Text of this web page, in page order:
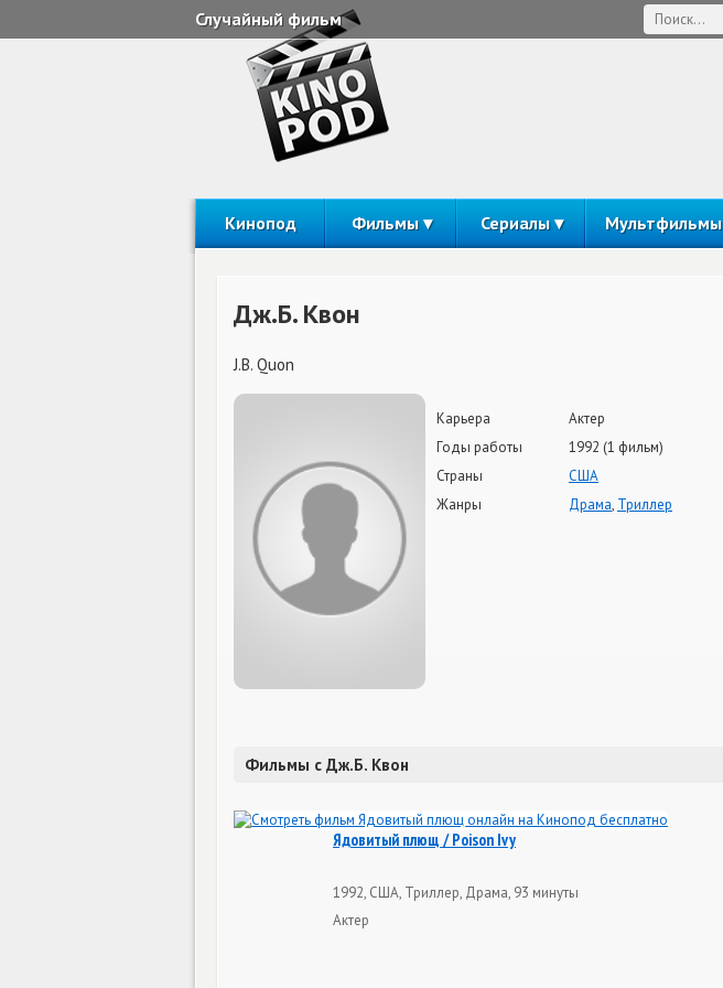
Случайный фильм
Кинопод Фильмы Сериалы Мультфильмы
Дж.Б. Квон
J.B. Quon
Карьера
Актер
Годы работы
1992 (1 фильм)
Страны
США
Жанры
Драма, Триллер
Фильмы с Дж.Б. Квон
Ядовитый плющ / Poison Ivy
1992, США, Триллер, Драма, 93 минуты
Актер